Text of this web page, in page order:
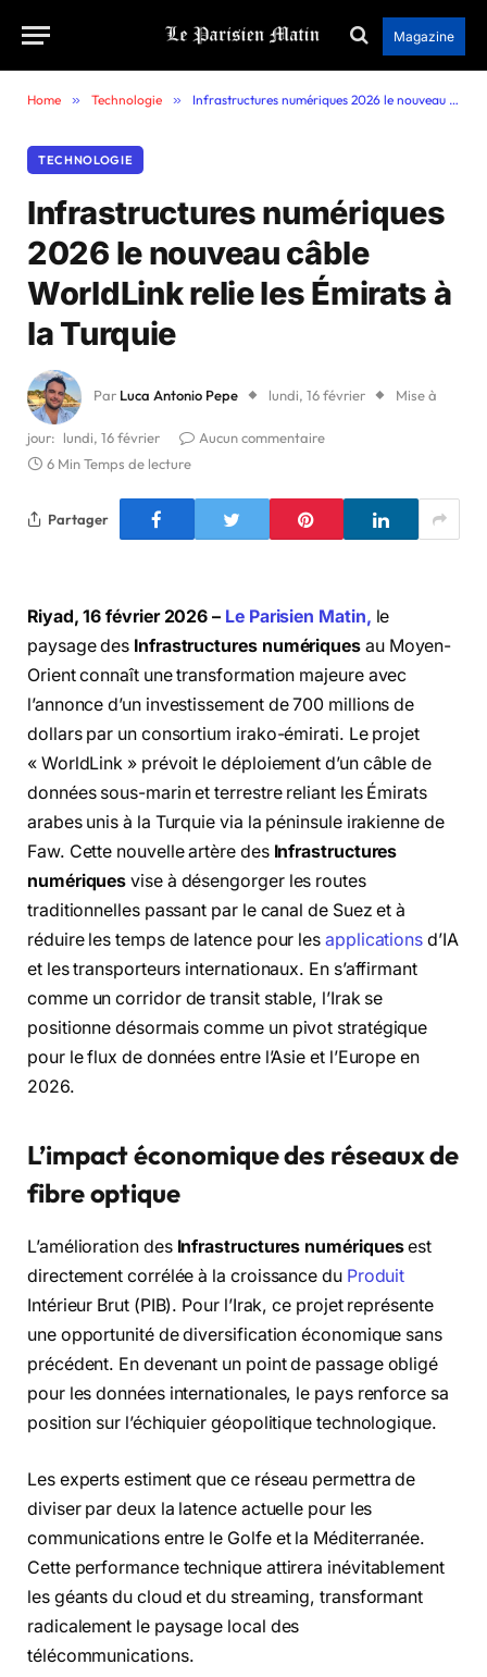
Magazine
Home » Technologie » Infrastructures numériques 2026 le nouveau câble WorldLink relie les Émirats à la Turquie
TECHNOLOGIE
Infrastructures numériques
2026 le nouveau câble
WorldLink relie les Émirats à
la Turquie
Par Luca Antonio Pepe lundi, 16 février Mise à
jour: lundi, 16 février
Aucun commentaire
6 Min Temps de lecture
Partager
Riyad, 16 février 2026 – Le Parisien Matin, le
paysage des Infrastructures numériquesau Moyen-
Orient connaît une transformation majeure avec
l’annonce d’un investissement de 700 millions de
dollars par un consortium irako-émirati. Le projet
« WorldLink » prévoit le déploiement d’un câble de
données sous-marin et terrestre reliant les Émirats
arabes unis à la Turquie via la péninsule irakienne de
Faw. Cette nouvelle artère des Infrastructures
numériques vise à désengorger les routes
traditionnelles passant par le canal de Suez et à
réduire les temps de latence pour les applications d’IA
et les transporteurs internationaux. En s’affirmant
comme un corridor de transit stable, l’Irak se
positionne désormais comme un pivot stratégique
pour le flux de données entre l’Asie et l’Europe en
2026.
L’impact économique des réseaux de
fibre optique
L’amélioration des Infrastructures numériquesest
directement corrélée à la croissance du Produit
Intérieur Brut (PIB). Pour l’Irak, ce projet représente
une opportunité de diversification économique sans
précédent. En devenant un point de passage obligé
pour les données internationales, le pays renforce sa
position sur l’échiquier géopolitique technologique.
Les experts estiment que ce réseau permettra de
diviser par deux la latence actuelle pour les
communications entre le Golfe et la Méditerranée.
Cette performance technique attirera inévitablement
les géants du cloud et du streaming, transformant
radicalement le paysage local des
télécommunications.